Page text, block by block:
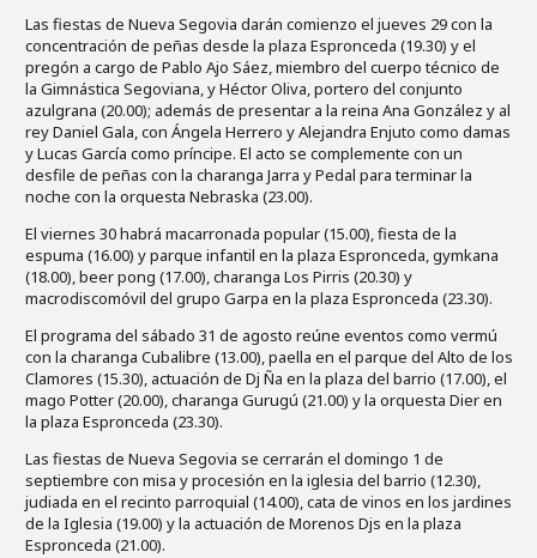
Las fiestas de Nueva Segovia darán comienzo el jueves 29 con la
concentración de peñas desde la plaza Espronceda (19.30) y el
pregón a cargo de Pablo Ajo Sáez, miembro del cuerpo técnico de
la Gimnástica Segoviana, y Héctor Oliva, portero del conjunto
azulgrana (20.00); además de presentar a la reina Ana González y al
rey Daniel Gala, con Ángela Herrero y Alejandra Enjuto como damas
y Lucas García como príncipe. El acto se complemente con un
desfile de peñas con la charanga Jarra y Pedal para terminar la
noche con la orquesta Nebraska (23.00).
El viernes 30 habrá macarronada popular (15.00), fiesta de la
espuma (16.00) y parque infantil en la plaza Espronceda, gymkana
(18.00), beer pong (17.00), charanga Los Pirris (20.30) y
macrodiscomóvil del grupo Garpa en la plaza Espronceda (23.30).
El programa del sábado 31 de agosto reúne eventos como vermú
con la charanga Cubalibre (13.00), paella en el parque del Alto de los
Clamores (15.30), actuación de Dj Ña en la plaza del barrio (17.00), el
mago Potter (20.00), charanga Gurugú (21.00) y la orquesta Dier en
la plaza Espronceda (23.30).
Las fiestas de Nueva Segovia se cerrarán el domingo 1 de
septiembre con misa y procesión en la iglesia del barrio (12.30),
judiada en el recinto parroquial (14.00), cata de vinos en los jardines
de la Iglesia (19.00) y la actuación de Morenos Djs en la plaza
Espronceda (21.00).